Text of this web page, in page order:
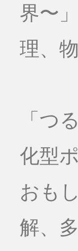
界〜
理、
「つ
化型
おも
解、